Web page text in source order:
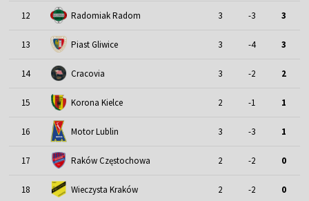
12 Radomiak Radom 3 -3 3
13 Piast Gliwice 3 -4 3
14 Cracovia 3 -2 2
15 Korona Kielce 2 -1 1
16 Motor Lublin 3 -3 1
17 Raków Częstochowa 2 -2 0
18 Wieczysta Kraków 2 -2 0